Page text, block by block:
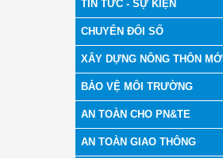
TIN TỨC - SỰ KIỆN
CHUYỂN ĐỔI SỐ
XÂY DỰNG NÔNG THÔN MỚI
BẢO VỆ MÔI TRƯỜNG
AN TOÀN CHO PN&TE
AN TOÀN GIAO THÔNG